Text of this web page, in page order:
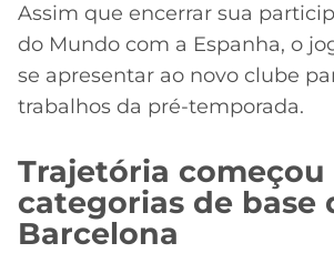
Assim que encerrar sua
do Mundo com a Espanha, o
se apresentar ao novo clube
trabalhos da pré-temporada.
Trajetória começou
categorias de base
Barcelona